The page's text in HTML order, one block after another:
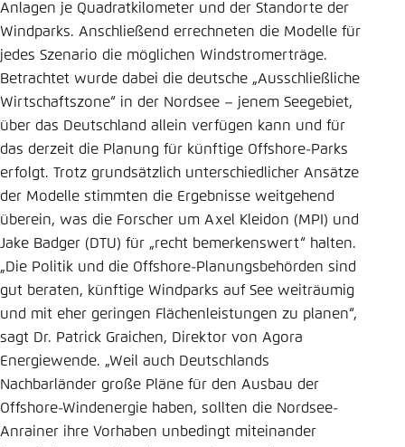
Anlagen je Quadratkilometer und der Standorte der
Windparks. Anschließend errechneten die Modelle für
jedes Szenario die möglichen Windstromerträge.
Betrachtet wurde dabei die deutsche „Ausschließliche
Wirtschaftszone“ in der Nordsee – jenem Seegebiet,
über das Deutschland allein verfügen kann und für
das derzeit die Planung für künftige Offshore-Parks
erfolgt. Trotz grundsätzlich unterschiedlicher Ansätze
der Modelle stimmten die Ergebnisse weitgehend
überein, was die Forscher um Axel Kleidon (MPI) und
Jake Badger (DTU) für „recht bemerkenswert“ halten.
„Die Politik und die Offshore-Planungsbehörden sind
gut beraten, künftige Windparks auf See weiträumig
und mit eher geringen Flächenleistungen zu planen“,
sagt Dr. Patrick Graichen, Direktor von Agora
Energiewende. „Weil auch Deutschlands
Nachbarländer große Pläne für den Ausbau der
Offshore-Windenergie haben, sollten die Nordsee-
Anrainer ihre Vorhaben unbedingt miteinander